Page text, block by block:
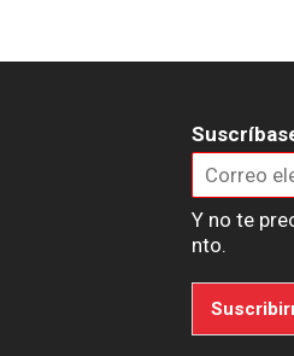
Y no te
nto.